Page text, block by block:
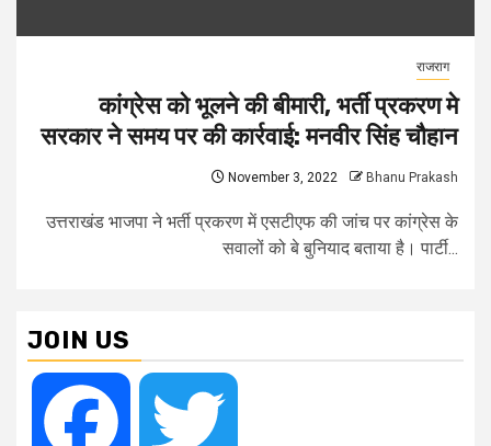
राजराग
कांग्रेस को भूलने की बीमारी, भर्ती प्रकरण मे
सरकार ने समय पर की कार्रवाई: मनवीर सिंह चौहान
November 3, 2022 Bhanu Prakash
उत्तराखंड भाजपा ने भर्ती प्रकरण में एसटीएफ की जांच पर कांग्रेस के
सवालों को बे बुनियाद बताया है। पार्टी...
JOIN US
Facebook